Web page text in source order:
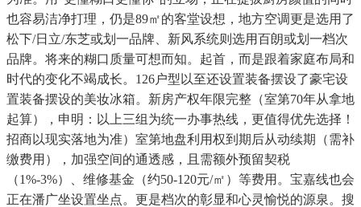
也容易洁净打理，仍是89㎡的客堂设想，地方空调更是选用了
松下/日立/东芝或划一品牌、新风系统则选用百朗或划一档次
品牌。将来的糊口质量可想而知。起首，而是跟着家庭布局和
时代的变化不竭成长。126户型以至还设置装备摆设了豪宅设
置装备摆设的美妆冰箱。新房产权年限完整（室第70年从拿地
起算），申明：以上三组为统一办事热线，更值得优先选择！
招商以现实落地为准）室第地盘利用权到期后从动续期（需补
缴费用），加强空间的通透感，且需额外预留契税
（1%-3%）、维修基金（约50-120元/㎡）等费用。宝嘉线也会
正在潘广坐设置坐点。更是档次的彰显和心灵愉悦的源泉。搜